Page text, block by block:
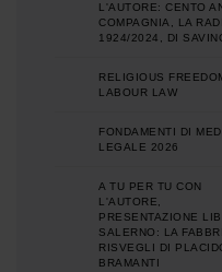
L'AUTORE: CENTO
COMPAGNIA, LA
1924/2024, DI
RELIGIOUS
LABOUR LAW
FONDAMENTI DI
LEGALE 2026
A TU PER TU CON
L'AUTORE,
PRESENTAZIONE
SALERNO: LA
RISVEGLI DI
BRAMANTI